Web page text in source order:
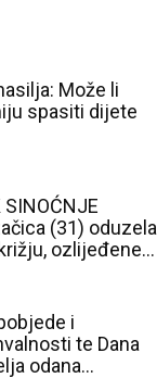
Može li
spasiti dijete
SINOĆNJE
(31) oduzela
ozlijeđene...
i
te Dana
odana...